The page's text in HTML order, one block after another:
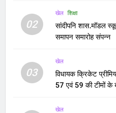
02
खेल शिक्षा
सांदीपनि शास.मॉडल
समापन समारोह संपन्न
03
खेल
विधायक क्रिकेट
57 एवं 59 की टीमों के
खेल